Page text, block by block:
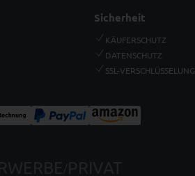
Sicherheit
KÄUFERSCHUTZ
DATENSCHUTZ
SSL-VERSCHLÜSSELUNG